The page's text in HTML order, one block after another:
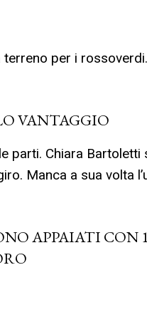
per i
VANTAGGIO
parti. Chiara Bartoletti
Manca a sua volta
APPAIATI CON